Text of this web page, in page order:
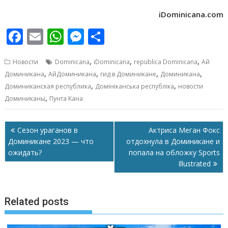
iDominicana.com
F
e
b
o
o
k
E
ai
l
W
at
s
A
p
p
M
ss
e
g
er
п
р
в
ь
Новости Dominicana, iDominicana, republica Dominicana,Ай
Доминикана,АйДоминикана, гид в Доминикане, Доминикана,
Доминиканская республика, Домініканська республіка, новости
Доминиканы, Пунта Кана
Навигация
по
записям
Сезон ураганов в
Доминикане 2023 — что
ожидать?
Актриса Меган Фокс
отдохнула в Доминикане и
попала на обложку Sports
Illustrated
Related posts